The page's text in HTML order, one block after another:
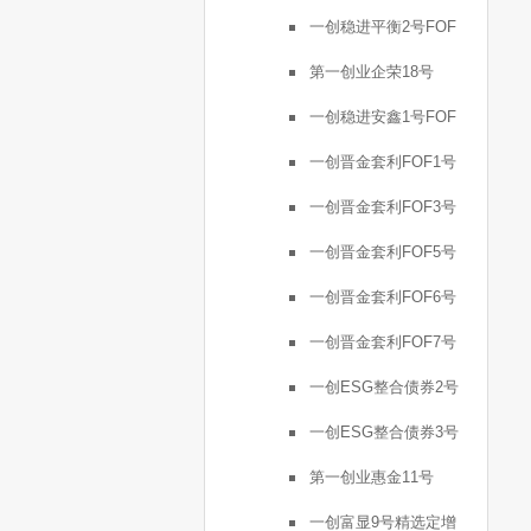
一创稳进平衡2号FOF
第一创业企荣18号
一创稳进安鑫1号FOF
一创晋金套利FOF1号
一创晋金套利FOF3号
一创晋金套利FOF5号
一创晋金套利FOF6号
一创晋金套利FOF7号
一创ESG整合债券2号
一创ESG整合债券3号
第一创业惠金11号
一创富显9号精选定增